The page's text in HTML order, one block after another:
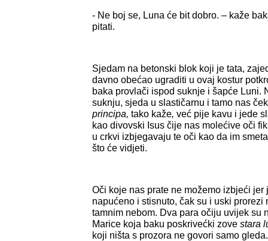
- Ne boj se, Luna će bit dobro. – kaže
pitati.
Sjedam na betonski blok koji je tata,
davno obećao ugraditi u ovaj kostur
baka provlači ispod suknje i šapće Luni.
suknju, sjeda u slastičarnu i tamo nas
principa, tako kaže, već pije kavu i jede
kao divovski Isus čije nas molećive oči
u crkvi izbjegavaju te oči kao da im
što će vidjeti.
Oči koje nas prate ne možemo izbjeći jer
napućeno i stisnuto, čak su i uski
tamnim nebom. Dva para očiju uvijek su
Marice koja baku poskrivećki zove stara
koji ništa s prozora ne govori samo gleda.